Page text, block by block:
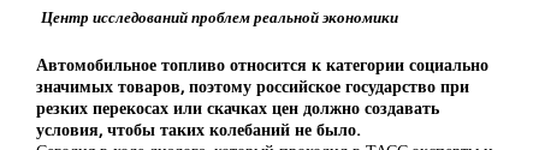
Центр исследований проблем реальной экономики
Автомобильное топливо относится к категории социально
значимых товаров, поэтому российское государство при
резких перекосах или скачках цен должно создавать
условия, чтобы таких колебаний не было.